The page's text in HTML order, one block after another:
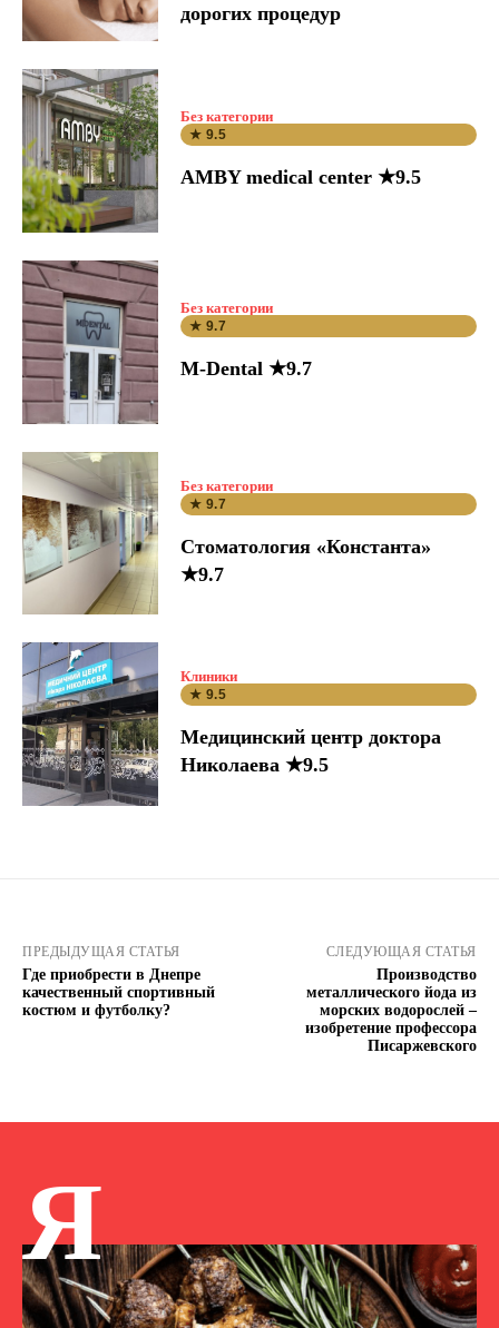
дорогих процедур
Без категории
★ 9.5
AMBY medical center ★9.5
Без категории
★ 9.7
M-Dental ★9.7
Без категории
★ 9.7
Стоматология «Константа»
★9.7
Клиники
★ 9.5
Медицинский центр доктора
Николаева ★9.5
ПРЕДЫДУЩАЯ СТАТЬЯ
Где приобрести в Днепре
качественный спортивный
костюм и футболку?
СЛЕДУЮЩАЯ СТАТЬЯ
Производство
металлического йода из
морских водорослей –
изобретение профессора
Писаржевского
Я